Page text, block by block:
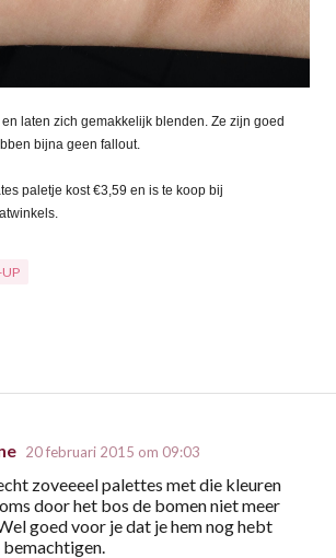
laten zich gemakkelijk blenden. Ze zijn goed
bijna geen fallout.
paletje kost €3,59 en is te koop bij
20 februari 2015 om 09:03
zoveeeel palettes met die kleuren
door het bos de bomen niet meer
goed voor je dat je hem nog hebt
bemachtigen.